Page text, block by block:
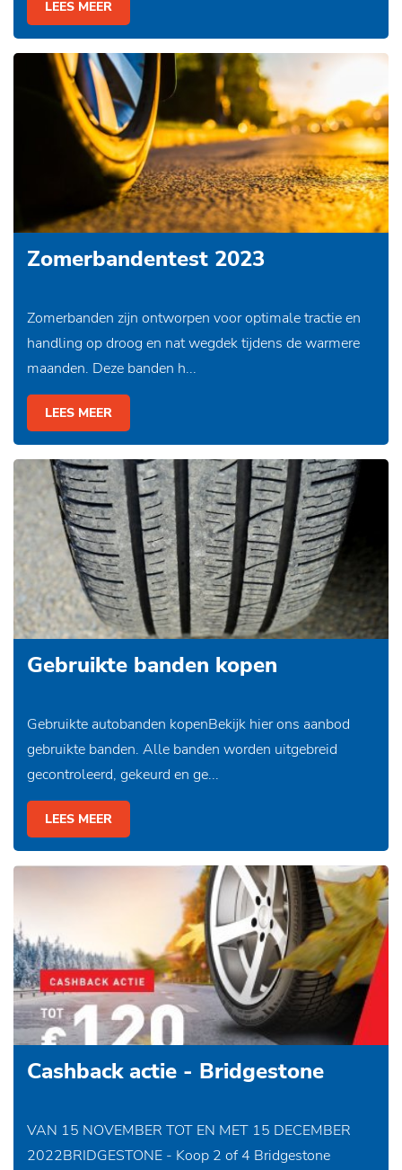
LEES MEER
Zomerbandentest 2023
Zomerbanden zijn ontworpen voor optimale tractie en
handling op droog en nat wegdek tijdens de warmere
maanden. Deze banden h...
LEES MEER
Gebruikte banden kopen
Gebruikte autobanden kopenBekijk hier ons aanbod
gebruikte banden. Alle banden worden uitgebreid
gecontroleerd, gekeurd en ge...
LEES MEER
Cashback actie - Bridgestone
VAN 15 NOVEMBER TOT EN MET 15 DECEMBER
2022BRIDGESTONE - Koop 2 of 4 Bridgestone